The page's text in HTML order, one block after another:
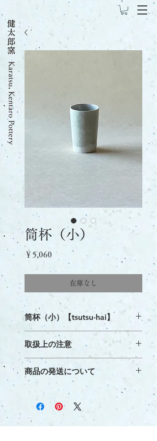
筒杯（小）
￥5,060 価
在庫なし
筒杯（小）【tsutsu-hai】
φ55mm×h82mm
[volume]
80cc
[土]
稗田地区で採取した白土をベースに精
取扱上の注意
器は全工程通じて手作りですので、制
作工程の間に個体差がでてきます。歪
みや表面のざらつき、色が均一でない
といったことが起こる可能性がありま
す。
商品写真はサンプルです。実際の色は
これとは少し違う可能性があります。
商品の発送について
毎月6日、16日、26日までに支払いが
完了したご注文を、それぞれ3〜4営業
日以内に発送いたします。
※少人数で運営しておりますので、10